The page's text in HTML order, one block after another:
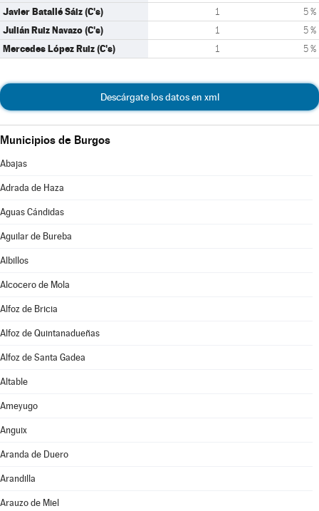
Javier Batallé Sáiz (C's) 1 5 %
Julián Ruiz Navazo (C's) 1 5 %
Mercedes López Ruiz (C's) 1 5 %
Descárgate los datos en xml
Municipios de Burgos
Abajas
Adrada de Haza
Aguas Cándidas
Aguilar de Bureba
Albillos
Alcocero de Mola
Alfoz de Bricia
Alfoz de Quintanadueñas
Alfoz de Santa Gadea
Altable
Ameyugo
Anguix
Aranda de Duero
Arandilla
Arauzo de Miel